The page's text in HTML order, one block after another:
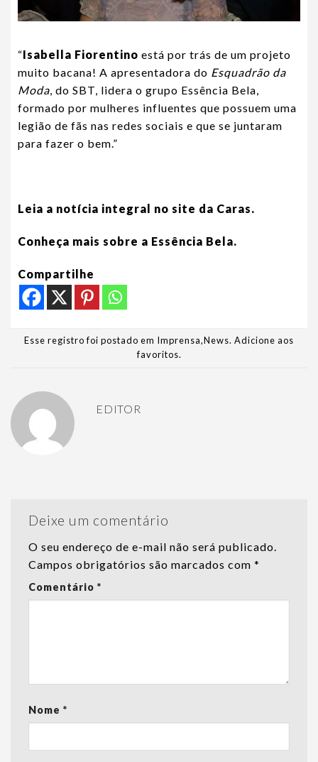
“Isabella Fiorentino está por trás de um projeto
muito bacana! A apresentadora do Esquadrão da
Moda, do SBT, lidera o grupo Essência Bela,
formado por mulheres influentes que possuem uma
legião de fãs nas redes sociais e que se juntaram
para fazer o bem.”
Leia a notícia integral no site da Caras.
Conheça mais sobre a Essência Bela.
Compartilhe
Esse registro foi postado em Imprensa,News. Adicione aos
favoritos.
EDITOR
Deixe um comentário
O seu endereço de e-mail não será publicado.
Campos obrigatórios são marcados com *
Comentário *
Nome *